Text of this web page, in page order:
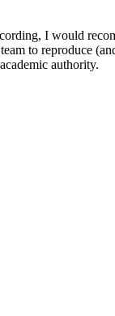
I would
to reproduce
authority.